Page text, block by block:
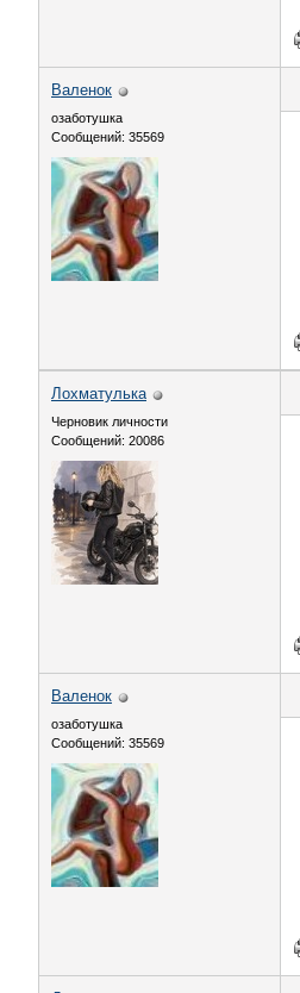
Валенок
озаботушка
Сообщений: 35569
Лохматулька
Черновик личности
Сообщений: 20086
Валенок
озаботушка
Сообщений: 35569